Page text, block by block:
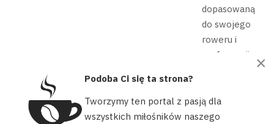
dopasowaną
do swojego
roweru i
preferencji.
CZYTAJ WIĘCEJ: NAJLEPSZE TRASY...
×
Podoba Ci się ta strona?
Tworzymy ten portal z pasją dla
wszystkich miłośników naszego